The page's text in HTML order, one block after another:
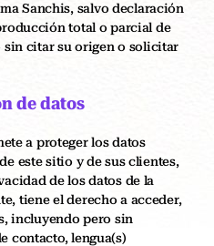
Sanchis, salvo declaración
total o parcial de
sin citar su origen o solicitar
de datos
a proteger los datos
este sitio y de sus clientes,
de los datos de la
tiene el derecho a acceder,
incluyendo pero sin
contacto, lengua(s)